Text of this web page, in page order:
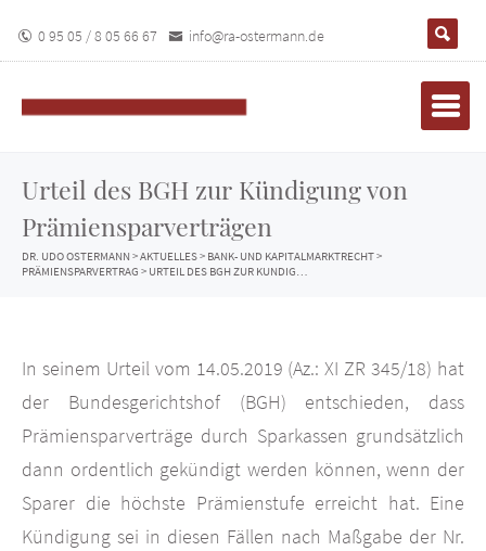
0 95 05 / 8 05 66 67 info@ra-ostermann.de
Urteil des BGH zur Kündigung von
Prämiensparverträgen
DR. UDO OSTERMANN >AKTUELLES> BANK- UND KAPITALMARKTRECHT>
PRÄMIENSPARVERTRAG >
In seinem Urteil vom 14.05.2019 (Az.: XI ZR 345/18) hat
der Bundesgerichtshof (BGH) entschieden, dass
Prämiensparverträge durch Sparkassen grundsätzlich
dann ordentlich gekündigt werden können, wenn der
Sparer die höchste Prämienstufe erreicht hat. Eine
Kündigung sei in diesen Fällen nach Maßgabe der Nr.